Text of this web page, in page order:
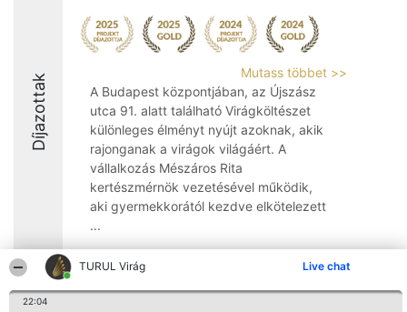
TURUL Virág Live chat
22:04
Díjazottak
Mutass többet >>
A Budapest központjában, az Újszász
utca 91. alatt található Virágköltészet
különleges élményt nyújt azoknak, akik
rajonganak a virágok világáért. A
vállalkozás Mészáros Rita
kertészmérnök vezetésével működik,
aki gyermekkorától kezdve elkötelezett
...
9.8